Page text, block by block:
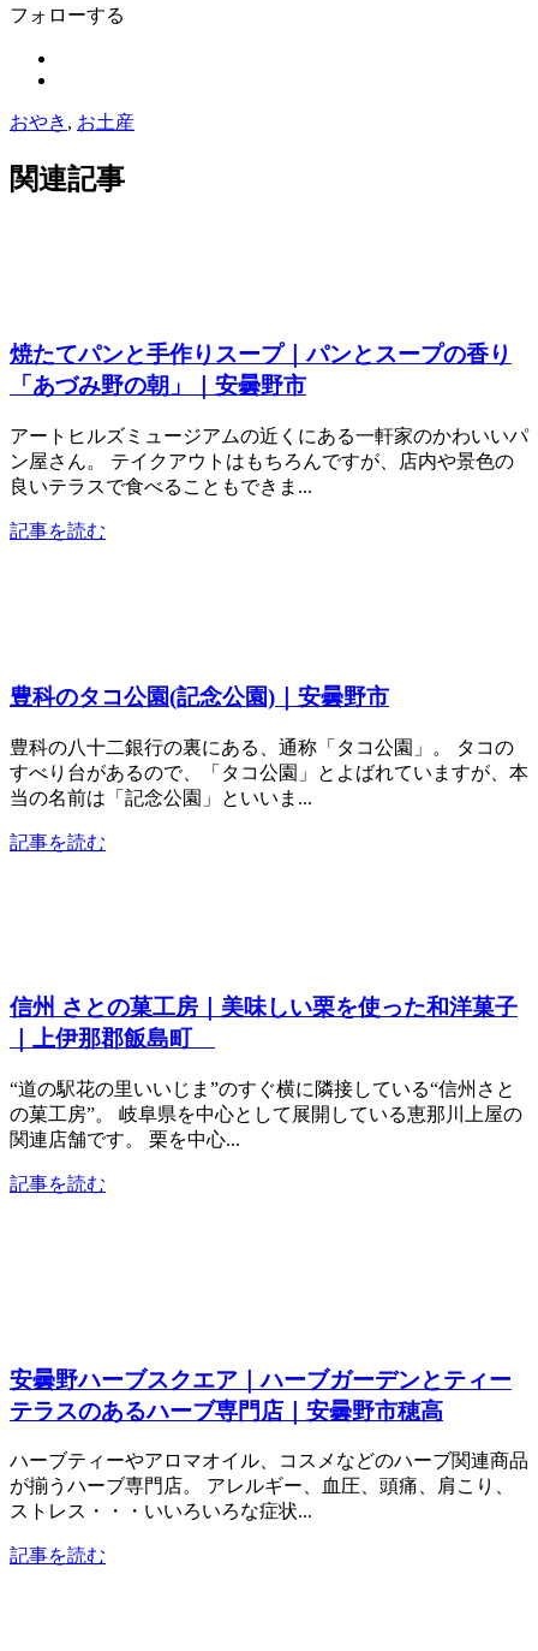
フォローする
おやき , お土産
関連記事
焼たてパンと手作りスープ｜パンとスープの香り
「あづみ野の朝」｜安曇野市
アートヒルズミュージアムの近くにある一軒家のかわいいパ
ン屋さん。 テイクアウトはもちろんですが、店内や景色の
良いテラスで食べることもできま...
記事を読む
豊科のタコ公園(記念公園)｜安曇野市
豊科の八十二銀行の裏にある、通称「タコ公園」。 タコの
すべり台があるので、「タコ公園」とよばれていますが、本
当の名前は「記念公園」といいま...
記事を読む
信州 さとの菓工房｜美味しい栗を使った和洋菓子
｜上伊那郡飯島町
“道の駅花の里いいじま”のすぐ横に隣接している“信州さと
の菓工房”。 岐阜県を中心として展開している恵那川上屋の
関連店舗です。 栗を中心...
記事を読む
安曇野ハーブスクエア｜ハーブガーデンとティー
テラスのあるハーブ専門店｜安曇野市穂高
ハーブティーやアロマオイル、コスメなどのハーブ関連商品
が揃うハーブ専門店。 アレルギー、血圧、頭痛、肩こり、
ストレス・・・いいろいろな症状...
記事を読む